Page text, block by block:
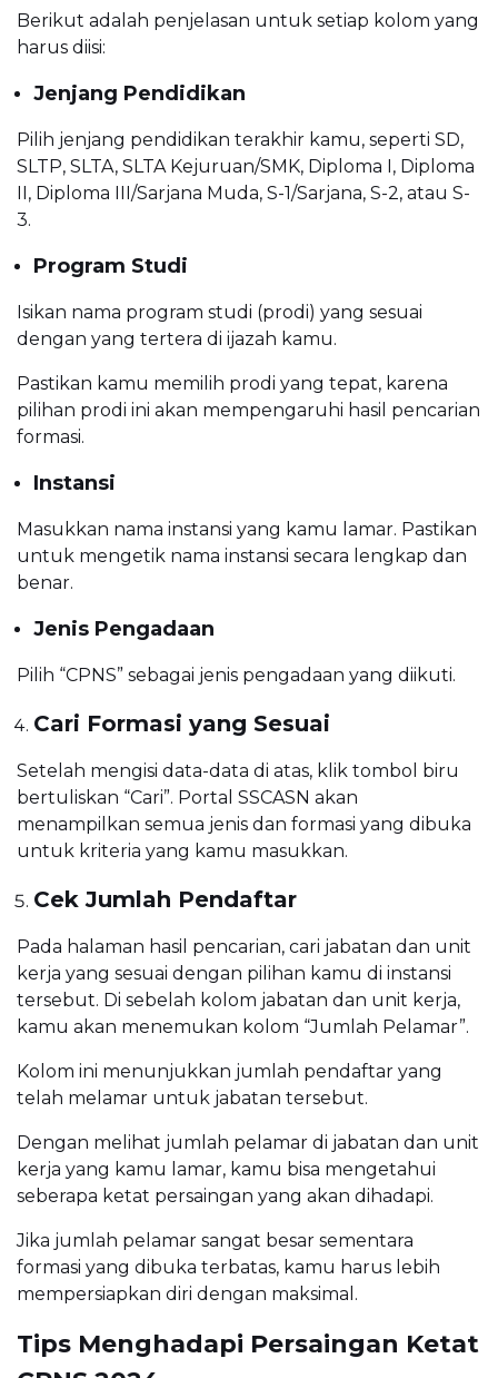
Berikut adalah penjelasan untuk setiap kolom yang
harus diisi:
Jenjang Pendidikan
Pilih jenjang pendidikan terakhir kamu, seperti SD,
SLTP, SLTA, SLTA Kejuruan/SMK, Diploma I, Diploma
II, Diploma III/Sarjana Muda, S-1/Sarjana, S-2, atau S-
3.
Program Studi
Isikan nama program studi (prodi) yang sesuai
dengan yang tertera di ijazah kamu.
Pastikan kamu memilih prodi yang tepat, karena
pilihan prodi ini akan mempengaruhi hasil pencarian
formasi.
Instansi
Masukkan nama instansi yang kamu lamar. Pastikan
untuk mengetik nama instansi secara lengkap dan
benar.
Jenis Pengadaan
Pilih “CPNS” sebagai jenis pengadaan yang diikuti.
Cari Formasi yang Sesuai
Setelah mengisi data-data di atas, klik tombol biru
bertuliskan “Cari”. Portal SSCASN akan
menampilkan semua jenis dan formasi yang dibuka
untuk kriteria yang kamu masukkan.
Cek Jumlah Pendaftar
Pada halaman hasil pencarian, cari jabatan dan unit
kerja yang sesuai dengan pilihan kamu di instansi
tersebut. Di sebelah kolom jabatan dan unit kerja,
kamu akan menemukan kolom “Jumlah Pelamar”.
Kolom ini menunjukkan jumlah pendaftar yang
telah melamar untuk jabatan tersebut.
Dengan melihat jumlah pelamar di jabatan dan unit
kerja yang kamu lamar, kamu bisa mengetahui
seberapa ketat persaingan yang akan dihadapi.
Jika jumlah pelamar sangat besar sementara
formasi yang dibuka terbatas, kamu harus lebih
mempersiapkan diri dengan maksimal.
Tips Menghadapi Persaingan Ketat